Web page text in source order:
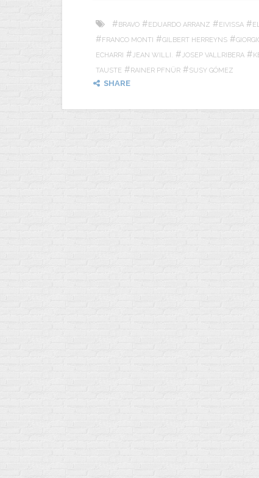
#BRAVO #EDUARDO ARRANZ #EIVISSA #
#FRANCO MONTI #GILBERT HERREYNS #
ECHARRI #JEAN WILLI. #JOSEP VALLRIBERA #
TAUSTE #RAINER PFNÜR #SUSY GÓMEZ
SHARE